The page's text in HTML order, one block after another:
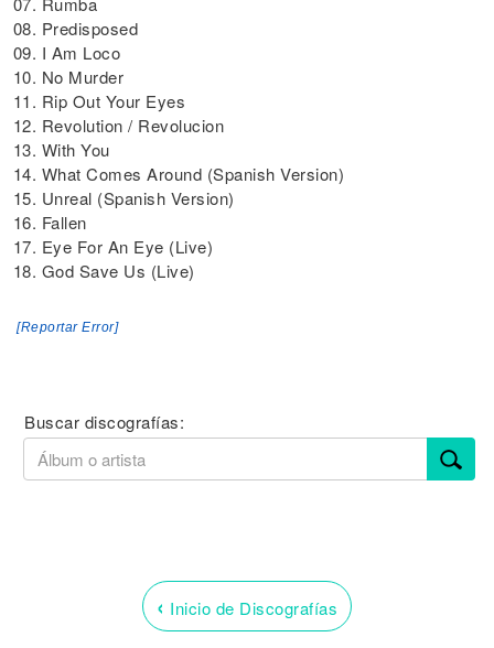
08. Predisposed
09. I Am Loco
10. No Murder
11. Rip Out Your Eyes
12. Revolution / Revolucion
13. With You
14. What Comes Around (Spanish Version)
15. Unreal (Spanish Version)
16. Fallen
17. Eye For An Eye (Live)
18. God Save Us (Live)
[Reportar Error]
Buscar discografías:
‹ Inicio de Discografías